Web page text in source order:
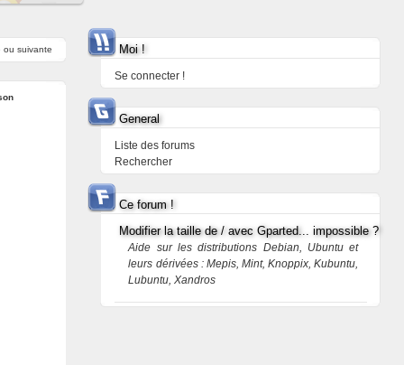
ou suivante Moi !
Se connecter !
General
Liste des forums
Rechercher
Ce forum !
Modifier la taille de / avec Gparted... impossible ?
Aide sur les distributions Debian, Ubuntu et
leurs dérivées : Mepis, Mint, Knoppix, Kubuntu,
Lubuntu, Xandros